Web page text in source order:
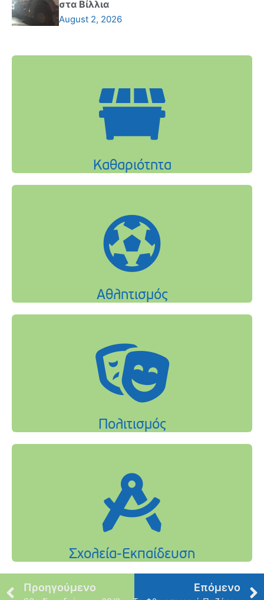
στα Βίλλια
August 2, 2026
Προηγούμενο Επόμενο